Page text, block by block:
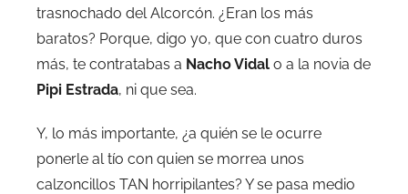
trasnochado del Alcorcón. ¿Eran los más
baratos? Porque, digo yo, que con cuatro duros
más, te contratabas a Nacho Vidal o a la novia de
Pipi Estrada, ni que sea.
Y, lo más importante, ¿a quién se le ocurre
ponerle al tío con quien se morrea unos
calzoncillos TAN horripilantes? Y se pasa medio